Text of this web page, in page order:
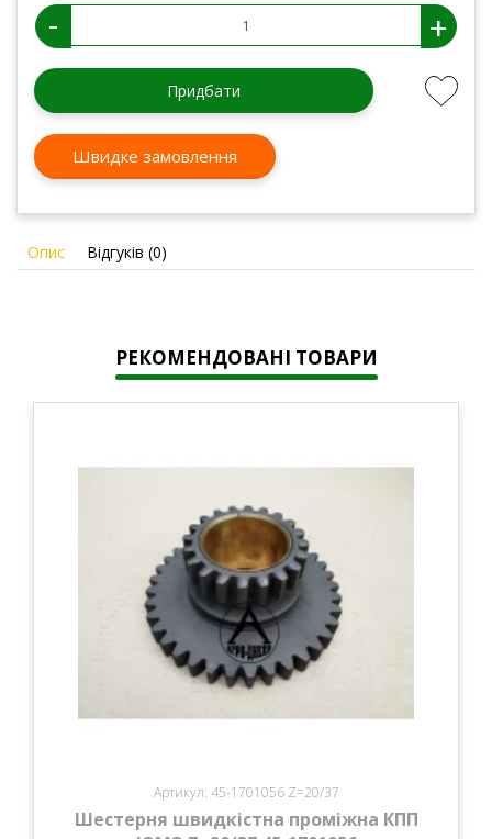
- +
Придбати
Швидке замовлення
Опис Відгуків (0)
РЕКОМЕНДОВАНІ ТОВАРИ
Артикул: 45-1701056 Z=20/37
Шестерня швидкістна проміжна КПП